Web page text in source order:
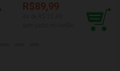
R$89,99